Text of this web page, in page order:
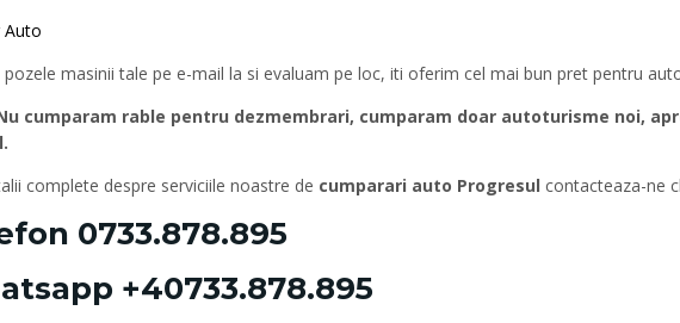
masinii tale pe e-mail la si evaluam pe loc, iti oferim cel mai bun pret pentru
cumparam rable pentru dezmembrari, cumparam doar autoturisme noi,
complete despre serviciile noastre de cumparari auto Progresul contacteaza-ne
0733.878.895
+40733.878.895